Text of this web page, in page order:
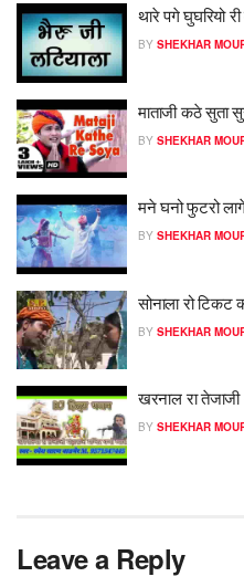
थारे पगे घुघरियो
BY SHEKHAR
माताजी कठे सुता
BY SHEKHAR
मने घनो फुटरो लागे
BY SHEKHAR
सोनाला रो टिकट
BY SHEKHAR
खरनाल रा तेजाजी
BY SHEKHAR
Leave a Reply